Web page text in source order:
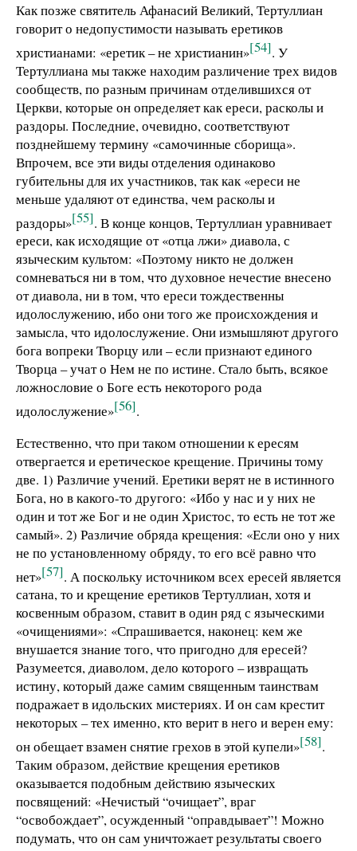
Как позже святитель Афанасий Великий, Тертуллиан
говорит о недопустимости называть еретиков
христианами: «еретик – не христианин»[54]. У
Тертуллиана мы также находим различение трех видов
сообществ, по разным причинам отделившихся от
Церкви, которые он определяет как ереси, расколы и
раздоры. Последние, очевидно, соответствуют
позднейшему термину «самочинные сборища».
Впрочем, все эти виды отделения одинаково
губительны для их участников, так как «ереси не
меньше удаляют от единства, чем расколы и
раздоры»[55]. В конце концов, Тертуллиан уравнивает
ереси, как исходящие от «отца лжи» диавола, с
языческим культом: «Поэтому никто не должен
сомневаться ни в том, что духовное нечестие внесено
от диавола, ни в том, что ереси тождественны
идолослужению, ибо они того же происхождения и
замысла, что идолослужение. Они измышляют другого
бога вопреки Творцу или – если признают единого
Творца – учат о Нем не по истине. Стало быть, всякое
ложнословие о Боге есть некоторого рода
идолослужение»[56].
Естественно, что при таком отношении к ересям
отвергается и еретическое крещение. Причины тому
две. 1) Различие учений. Еретики верят не в истинного
Бога, но в какого-то другого: «Ибо у нас и у них не
один и тот же Бог и не один Христос, то есть не тот же
самый». 2) Различие обряда крещения: «Если оно у них
не по установленному обряду, то его всё равно что
нет»[57]. А поскольку источником всех ересей является
сатана, то и крещение еретиков Тертуллиан, хотя и
косвенным образом, ставит в один ряд с языческими
«очищениями»: «Спрашивается, наконец: кем же
внушается знание того, что пригодно для ересей?
Разумеется, диаволом, дело которого – извращать
истину, который даже самим священным таинствам
подражает в идольских мистериях. И он сам крестит
некоторых – тех именно, кто верит в него и верен ему:
он обещает взамен снятие грехов в этой купели»[58].
Таким образом, действие крещения еретиков
оказывается подобным действию языческих
посвящений: «Нечистый “очищает”, враг
“освобождает”, осужденный “оправдывает”! Можно
подумать, что он сам уничтожает результаты своего